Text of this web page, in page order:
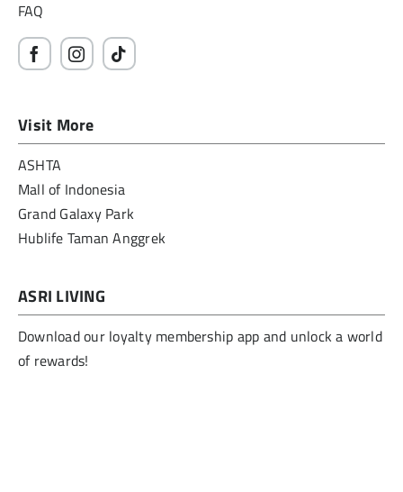
FAQ
Visit More
ASHTA
Mall of Indonesia
Grand Galaxy Park
Hublife Taman Anggrek
ASRI LIVING
Download our loyalty membership app and unlock a world
of rewards!